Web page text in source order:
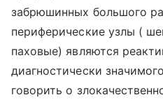
забрюшинных большого
периферические узлы (
паховые) являются
диагностически
говорить о